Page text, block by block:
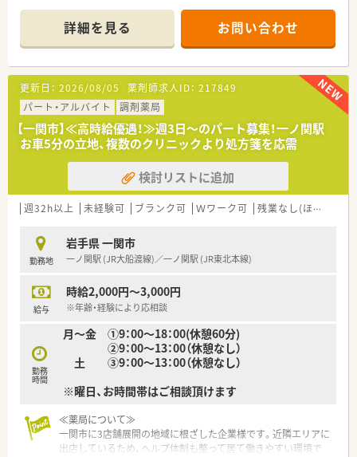
から幅広く応需しています。
■薬剤師は常勤と非常勤を合わせて5名体制で、事務スタッフも
4名在籍し協力しています。
【募集背景と求める人物像について】
■地域医療への貢献度を高めるための増員募集であり、現在非常
に温度感を高く採用中です。
■即戦力となる経験者はもちろん、意欲的に業務に取り組める方
を幅広く歓迎しております。
■チームワークを大切にし、周囲とコミュニケーションを取りな
がら業務を進められる方です。
【法人特徴について】
■東北地方を中心にドラッグストアや調剤薬局を350店舗以上
■東証プライム市場に上場しており、安定した経営基盤のもとで
安心して就業いただけます。
■社員の定着率は91.8％と非常に高く、長く働き続けられる環境
詳細を見る お問い合わせ
更新日： 2026/08/05 薬剤師求人ID： 217849
パート・アルバイト
調剤薬局
【一関市】≪高時給優遇！≫週3日～のパート募集！一ノ関駅
お車5分の立地、複数のクリニックより処方箋を応需
検討リストに追加
週32h以上 未経験可 ブランク可 Ｗワーク可 残業なし(ほぼなし含む)
勤務地
岩手県 一関市
一ノ関駅 (JR大船渡線)／一ノ関駅 (JR東北本線)
給与
時給2,000円～3,000円
※年齢・経験により応相談
勤務
時間
月〜金 ①9：00～18：00(休憩60分)
②9：00～13：00（休憩なし）
土 ③9：00～13：00（休憩なし）
※曜日、お時間帯はご相談頂けます
≪薬局について≫
一関市に3店舗展開の地域に根ざした企業様です。近隣エリアに
出店しているため、ヘルプ体制も整って居て働きやすい環境で